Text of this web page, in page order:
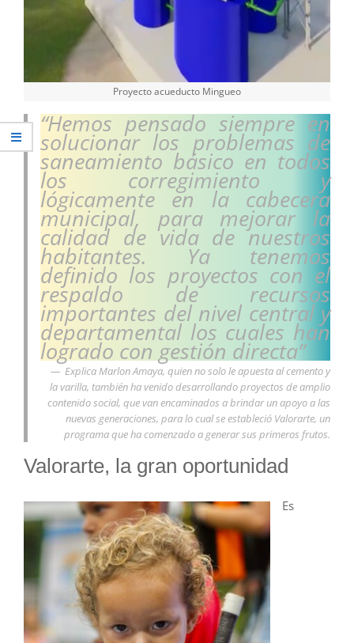
Proyecto acueducto Mingueo
“Hemos pensado siempre en
solucionar los problemas de
saneamiento básico en todos
los corregimiento y
lógicamente en la cabecera
municipal, para mejorar la
calidad de vida de nuestros
habitantes. Ya tenemos
definido los proyectos con el
respaldo de recursos
importantes del nivel central y
departamental los cuales han
logrado con gestión directa”
Explica Marlon Amaya, quien no solo le apuesta al cemento y
la varilla, también ha venido desarrollando proyectos de amplio
contenido social, que van encaminados a brindar un apoyo a las
nuevas generaciones, para lo cual se estableció Valorarte, un
programa que ha comenzado a generar sus primeros frutos.
Valorarte, la gran oportunidad
Es